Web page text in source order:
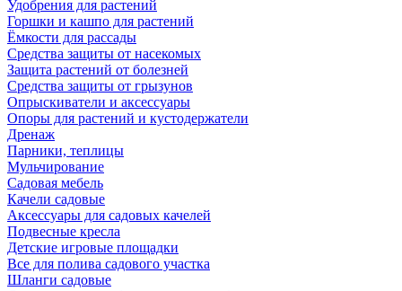
Удобрения для растений
Горшки и кашпо для растений
Ёмкости для рассады
Средства защиты от насекомых
Защита растений от болезней
Средства защиты от грызунов
Опрыскиватели и аксессуары
Опоры для растений и кустодержатели
Дренаж
Парники, теплицы
Мульчирование
Садовая мебель
Качели садовые
Аксессуары для садовых качелей
Подвесные кресла
Детские игровые площадки
Все для полива садового участка
Шланги садовые